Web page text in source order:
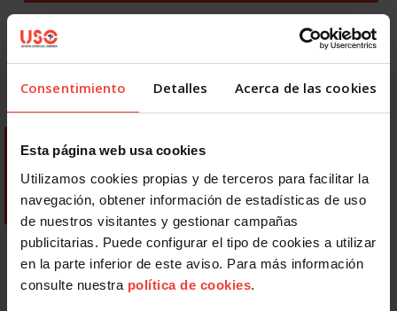
Consentimiento Detalles Acerca de las cookies
Esta página web usa cookies
Utilizamos cookies propias y de terceros para facilitar la
navegación, obtener información de estadísticas de uso
de nuestros visitantes y gestionar campañas
publicitarias. Puede configurar el tipo de cookies a utilizar
en la parte inferior de este aviso. Para más información
consulte nuestra política de cookies.